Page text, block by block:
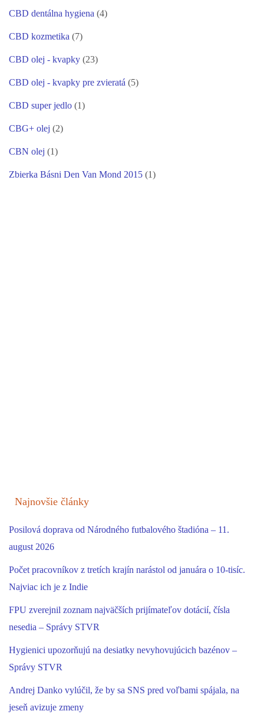
CBD dentálna hygiena (4)
CBD kozmetika (7)
CBD olej - kvapky (23)
CBD olej - kvapky pre zvieratá (5)
CBD super jedlo (1)
CBG+ olej (2)
CBN olej (1)
Zbierka Básni Den Van Mond 2015 (1)
Najnovšie články
Posilová doprava od Národného futbalového štadióna – 11.
august 2026
Počet pracovníkov z tretích krajín narástol od januára o 10-tisíc.
Najviac ich je z Indie
FPU zverejnil zoznam najväčších prijímateľov dotácií, čísla
nesedia – Správy STVR
Hygienici upozorňujú na desiatky nevyhovujúcich bazénov –
Správy STVR
Andrej Danko vylúčil, že by sa SNS pred voľbami spájala, na
jeseň avizuje zmeny